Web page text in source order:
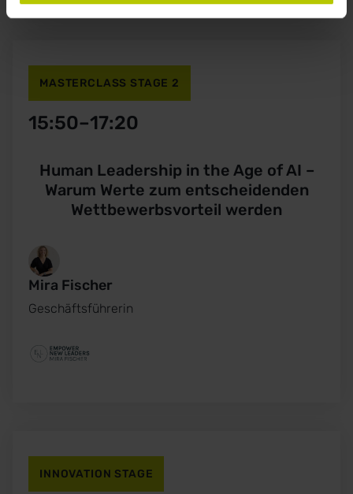
MASTERCLASS STAGE 2
15:50–17:20
Human Leadership in the Age of AI –
Warum Werte zum entscheidenden
Wettbewerbsvorteil werden
Mira Fischer
Geschäftsführerin
INNOVATION STAGE